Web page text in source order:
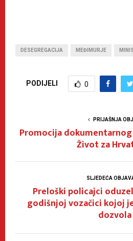
DESEGREGACIJA MEĐIMURJE
PODIJELI 0
PRIJAŠNJA
Promocija dokumentarnog
Život za
SLJEDEĆA
Preloški policajci
godišnjoj vozačici kojoj
dozvola